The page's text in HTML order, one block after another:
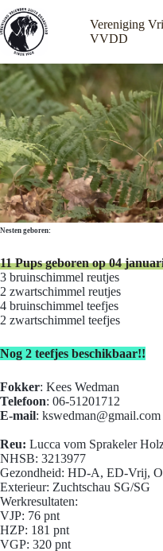
naar
de
inhoud
Vereniging
VVDD
Nesten geboren:
11 Pups geboren op 04
3 bruinschimmel reutjes
2 zwartschimmel reutjes
4 bruinschimmel teefjes
2 zwartschimmel teefjes
Nog 2 teefjes beschikbaar!!
Fokker: Kees Wedman
Telefoon: 06-51201712
E-mail: kswedman@gmail.com
Reu: Lucca vom Sprakeler
NHSB: 3213977
Gezondheid: HD-A, ED-Vrij,
Exterieur: Zuchtschau SG/SG
Werkresultaten:
VJP: 76 pnt
HZP: 181 pnt
VGP: 320 pnt